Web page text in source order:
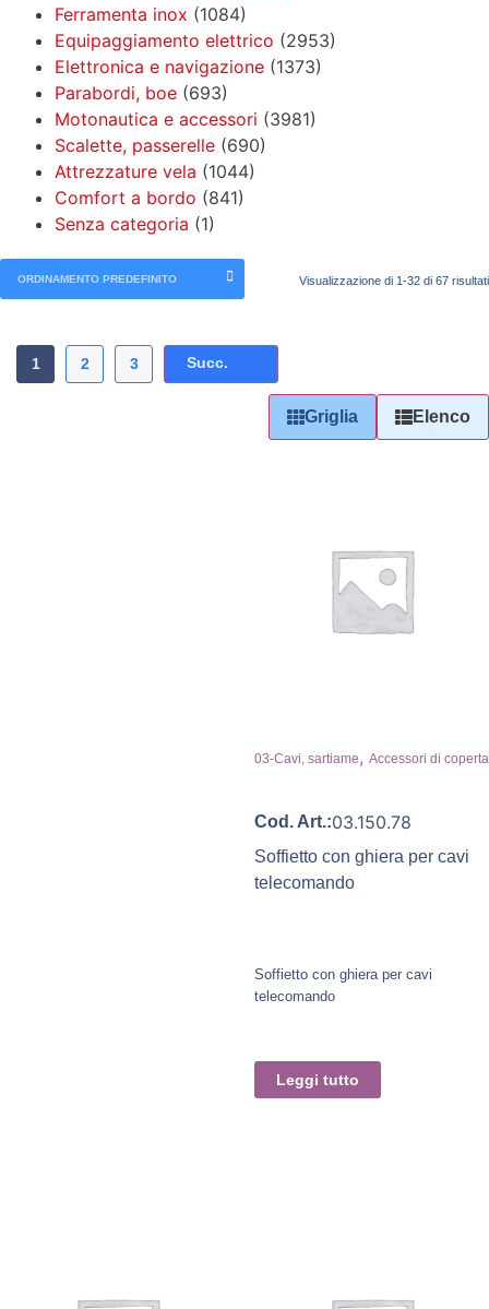
Ferramenta inox (1084)
Equipaggiamento elettrico (2953)
Elettronica e navigazione (1373)
Parabordi, boe (693)
Motonautica e accessori (3981)
Scalette, passerelle (690)
Attrezzature vela (1044)
Comfort a bordo (841)
Senza categoria (1)
Visualizzazione di 1-32 di 67 risultati
1 2 3 Succ.
Griglia Elenco
03-Cavi, sartiame, Accessori di coperta
Cod. Art.:03.150.78
Soffietto con ghiera per cavi
telecomando
Soffietto con ghiera per cavi
telecomando
Leggi tutto